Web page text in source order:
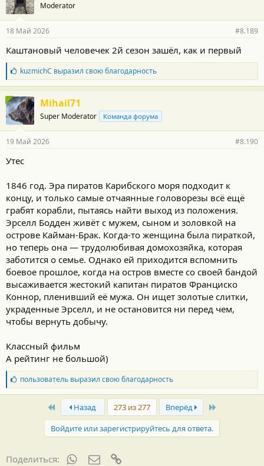
Moderator
18 Май 2026 #8.189
Каштановый человечек 2й сезон зашёл, как и первый
Б
л
а
г
о
д
а
н
с
и
kuzmichC выразил свою благодарность
Mihail71
Super Moderator Команда форума
19 Май 2026 #8.190
Утес
1846 год. Эра пиратов Карибского моря подходит к
концу, и только самые отчаянные головорезы всё ещё
грабят корабли, пытаясь найти выход из положения.
Эрселл Бодден живёт с мужем, сыном и золовкой на
острове Кайман-Брак. Когда-то женщина была пираткой,
но теперь она — трудолюбивая домохозяйка, которая
заботится о семье. Однако ей приходится вспомнить
боевое прошлое, когда на остров вместе со своей бандой
высаживается жестокий капитан пиратов Франциско
Коннор, пленивший её мужа. Он ищет золотые слитки,
украденные Эрселл, и не остановится ни перед чем,
чтобы вернуть добычу.
Классный фильм
А рейтинг не большой)
Б
л
а
о
пользовательвыразил свою благодарность
First Назад 273 из 277 Вперёд
Войдите или зарегистрируйтесь для ответа.
Поделиться: WhatsAppЭлектронная почта